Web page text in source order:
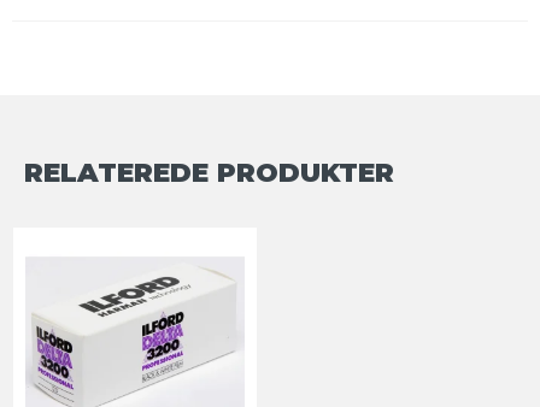
RELATEREDE PRODUKTER